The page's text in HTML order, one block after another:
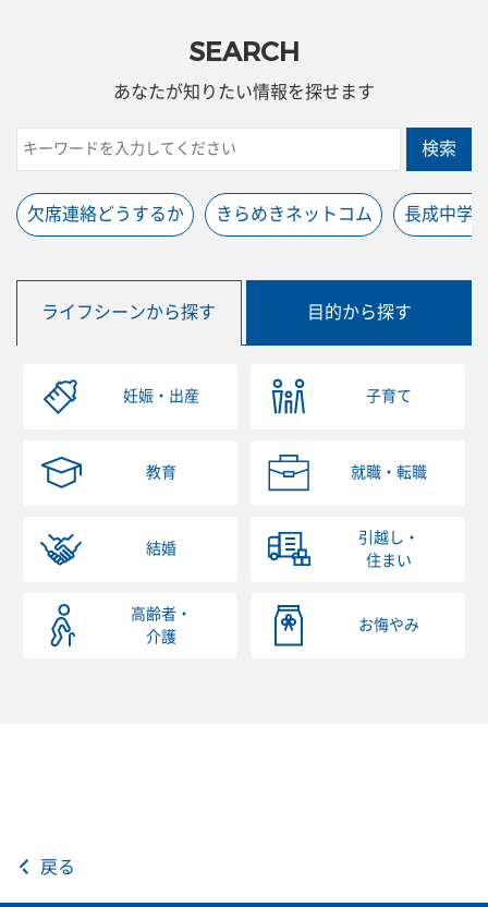
SEARCH
あなたが知りたい情報を探せます
検索
欠席連絡どうするか きらめきネットコム 長成中学
ライフシーンから探す 目的から探す
妊娠・出産 子育て
教育 就職・転職
結婚
引越し・
住まい
高齢者・
介護
お悔やみ
戻る